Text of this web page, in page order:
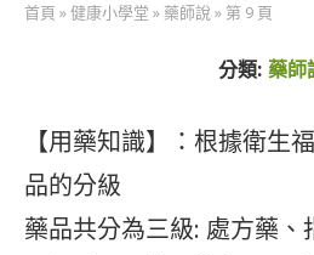
首頁 »健康小學堂 » 藥師說 » 第 9 頁
分類: 藥師
【用藥知識】：根據衛生
品的分級
藥品共分為三級: 處方藥、